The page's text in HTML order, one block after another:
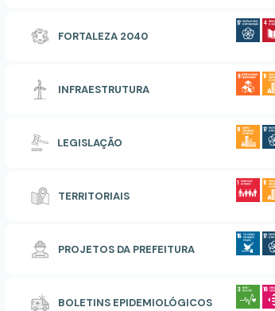
FORTALEZA 2040
INFRAESTRUTURA
LEGISLAÇÃO
TERRITORIAIS
PROJETOS DA PREFEITURA
BOLETINS EPIDEMIOLÓGICOS
Zonas Especiais de Interesse